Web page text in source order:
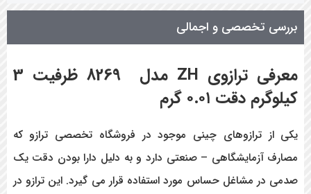
بررسی تخصصی و اجمالی
معرفی ترازوی ZH مدل
ظرفیت 3
کیلوگرم دقت ۰.۰۱ گرم
یکی از ترازوهای چینی موجود در فروشگاه تخصصی ترازو که
مصارف آزمایشگاهی – صنعتی دارد و به دلیل دارا بودن دقت یک
صدمی در مشاغل حساس مورد استفاده قرار می گیرد. این ترازو در